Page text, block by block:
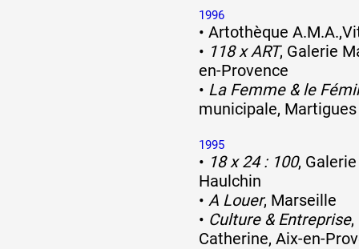
1996
• Artothèque
• 118 x ART, Galerie
en-Provence
• La Femme & le
municipale, Martigues
1995
• 18 x 24 : 100,
Haulchin
• A Louer, Marseille
• Culture & Entreprise,
Catherine, Aix-en-